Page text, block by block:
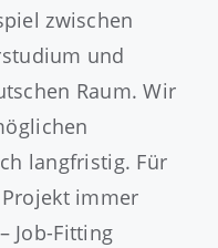
zwischen
und
Raum. Wir
langfristig. Für
immer
Job-Fitting